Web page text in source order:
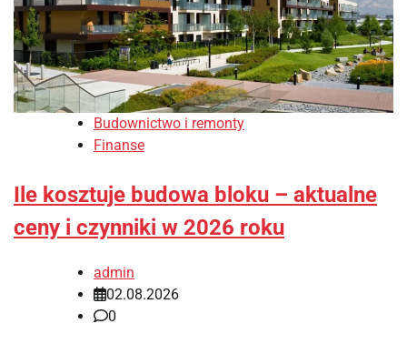
Budownictwo i remonty
Finanse
Ile kosztuje budowa bloku – aktualne
ceny i czynniki w 2026 roku
admin
02.08.2026
0